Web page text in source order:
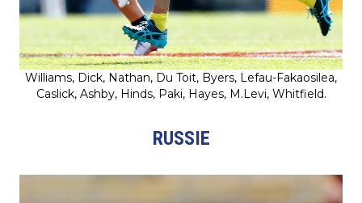
Williams, Dick, Nathan, Du Toit, Byers, Lefau-Fakaosilea,
Caslick, Ashby, Hinds, Paki, Hayes, M.Levi, Whitfield.
RUSSIE